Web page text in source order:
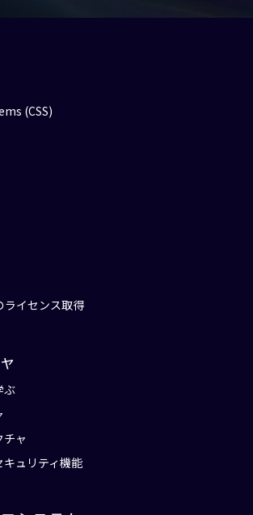
(CSS)
イセンス取得
ぶ
チャ
ュリティ機能